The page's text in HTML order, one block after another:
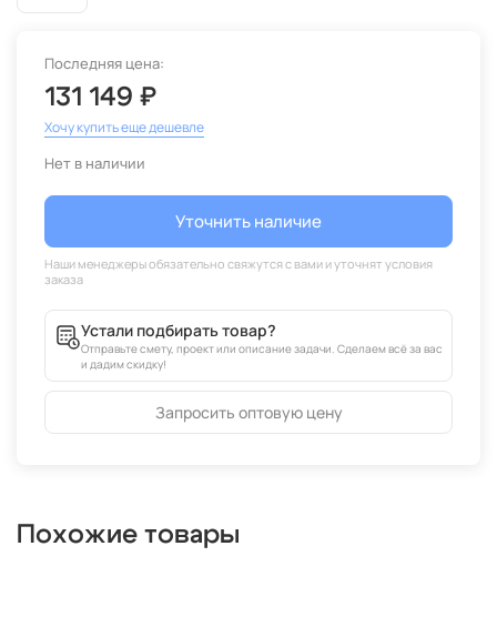
Последняя цена:
131 149 ₽
Хочу купить еще дешевле
Нет в наличии
Уточнить наличие
Устали подбирать товар?
Отправьте смету, проект или описание задачи. Сделаем всё за вас
и дадим скидку!
Запросить оптовую цену
Похожие товары